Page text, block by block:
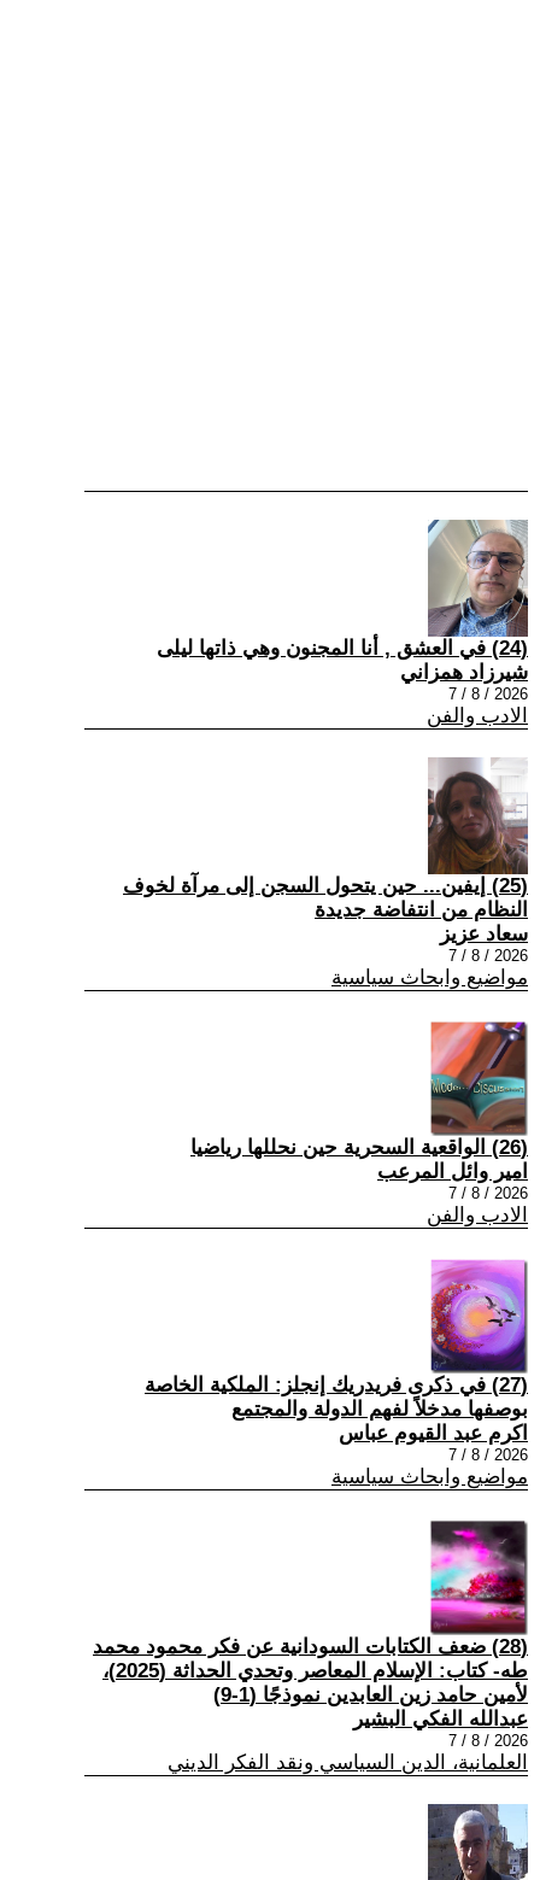
(24) في العشق , أنا المجنون وهي ذاتها ليلى
شيرزاد همزاني
2026 / 8 / 7
الادب والفن
(25) إيفين... حين يتحول السجن إلى مرآة لخوف
النظام من انتفاضة جديدة
سعاد عزيز
2026 / 8 / 7
مواضيع وابحاث سياسية
(26) الواقعية السحرية حين نحللها رياضيا
امير وائل المرعب
2026 / 8 / 7
الادب والفن
(27) في ذكرى فريدريك إنجلز: الملكية الخاصة
بوصفها مدخلاً لفهم الدولة والمجتمع
اكرم عبد القيوم عباس
2026 / 8 / 7
مواضيع وابحاث سياسية
(28) ضعف الكتابات السودانية عن فكر محمود محمد
طه- كتاب: الإسلام المعاصر وتحدي الحداثة (2025)،
لأمين حامد زين العابدين نموذجًا (1-9)
عبدالله الفكي البشير
2026 / 8 / 7
العلمانية، الدين السياسي ونقد الفكر الديني